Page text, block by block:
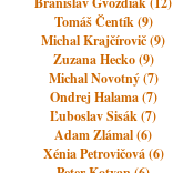
Tomáš Čentík (9)
Michal Krajčírovič (9)
Zuzana Hecko (9)
Michal Novotný (7)
Ondrej Halama (7)
Ľuboslav Sisák (7)
Adam Zlámal (6)
Xénia Petrovičová (6)